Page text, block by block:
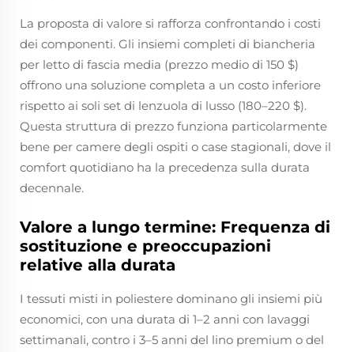
La proposta di valore si rafforza confrontando i costi
dei componenti. Gli insiemi completi di biancheria
per letto di fascia media (prezzo medio di 150 $)
offrono una soluzione completa a un costo inferiore
rispetto ai soli set di lenzuola di lusso (180–220 $).
Questa struttura di prezzo funziona particolarmente
bene per camere degli ospiti o case stagionali, dove il
comfort quotidiano ha la precedenza sulla durata
decennale.
Valore a lungo termine: Frequenza di
sostituzione e preoccupazioni
relative alla durata
I tessuti misti in poliestere dominano gli insiemi più
economici, con una durata di 1–2 anni con lavaggi
settimanali, contro i 3–5 anni del lino premium o del